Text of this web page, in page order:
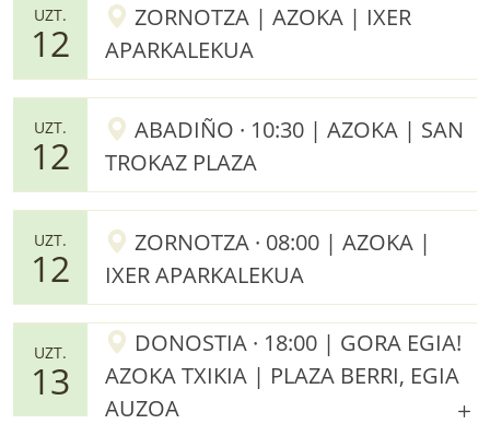
UZT.
12
ZORNOTZA | AZOKA | IXER
APARKALEKUA
UZT.
12
ABADIÑO · 10:30 | AZOKA | SAN
TROKAZ PLAZA
UZT.
12
ZORNOTZA · 08:00 | AZOKA |
IXER APARKALEKUA
UZT.
13
DONOSTIA · 18:00 | GORA EGIA!
AZOKA TXIKIA | PLAZA BERRI, EGIA
AUZOA